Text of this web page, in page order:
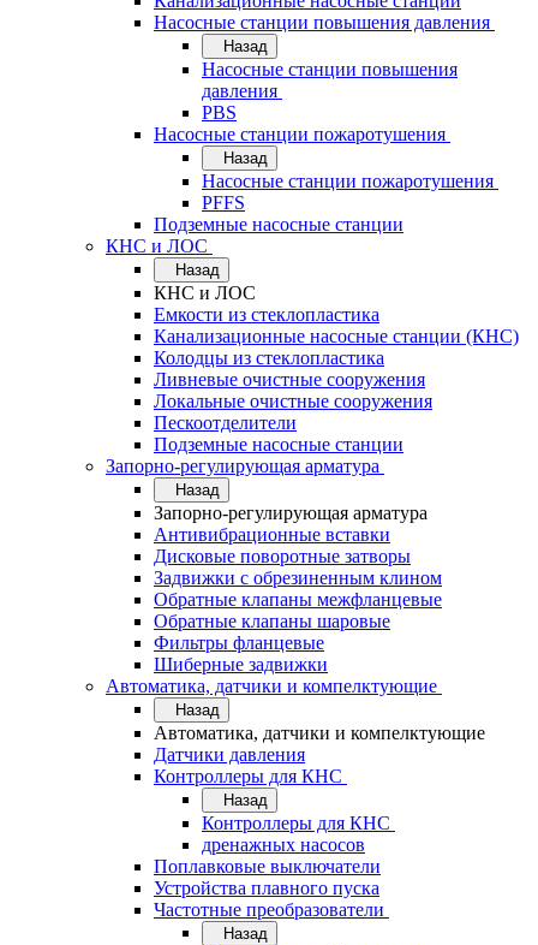
Насосные станции повышения давления
Назад
Насосные станции повышения
давления
PBS
Насосные станции пожаротушения
Назад
Насосные станции пожаротушения
PFFS
Подземные насосные станции
КНС и ЛОС
Назад
КНС и ЛОС
Емкости из стеклопластика
Канализационные насосные станции (КНС)
Колодцы из стеклопластика
Ливневые очистные сооружения
Локальные очистные сооружения
Пескоотделители
Подземные насосные станции
Запорно-регулирующая арматура
Назад
Запорно-регулирующая арматура
Антивибрационные вставки
Дисковые поворотные затворы
Задвижки с обрезиненным клином
Обратные клапаны межфланцевые
Обратные клапаны шаровые
Фильтры фланцевые
Шиберные задвижки
Автоматика, датчики и компелктующие
Назад
Автоматика, датчики и компелктующие
Датчики давления
Контроллеры для КНС
Назад
Контроллеры для КНС
дренажных насосов
Поплавковые выключатели
Устройства плавного пуска
Частотные преобразователи
Назад